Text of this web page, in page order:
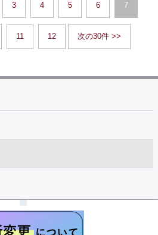
3 4 5 6 7
11 12 次の30件 >>